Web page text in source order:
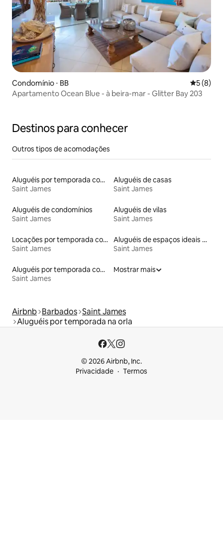
Condomínio ⋅ BB 5 de
5 (8)
Apartamento Ocean Blue - à beira-mar - Glitter Bay 203
Destinos para conhecer
Outros tipos de acomodações
Aluguéis por temporada com caiaque
Saint James
Aluguéis de casas
Saint James
Aluguéis de condomínios
Saint James
Aluguéis de vilas
Saint James
Locações por temporada com piscina
Saint James
Aluguéis de espaços ideais para famílias
Saint James
Aluguéis por temporada com banheira de hidromassagem
Saint James
Mostrar mais
Airbnb Barbados Saint James
Aluguéis por temporada na orla
© 2026 Airbnb, Inc.
Privacidade
Termos